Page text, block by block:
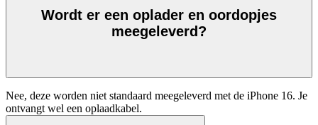
Wordt er een oplader en oordopjes
meegeleverd?
Nee, deze worden niet standaard meegeleverd met de iPhone 16. Je
ontvangt wel een oplaadkabel.